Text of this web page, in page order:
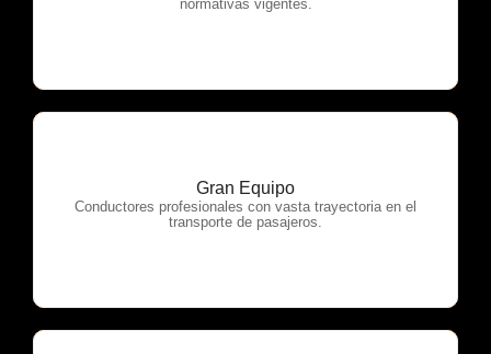
normativas vigentes.
Gran Equipo
Conductores profesionales con vasta trayectoria en el
transporte de pasajeros.
OTP Servicios